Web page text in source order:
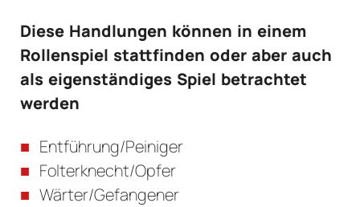
Diese Handlungen können in einem
Rollenspiel stattfinden oder aber auch
als eigenständiges Spiel betrachtet
werden
Entführung/Peiniger
Folterknecht/Opfer
Wärter/Gefangener